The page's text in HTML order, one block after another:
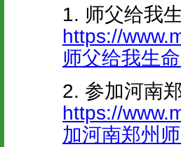
1. 师父给我
https://
师父给我生
2. 参加河南
https://
加河南郑州